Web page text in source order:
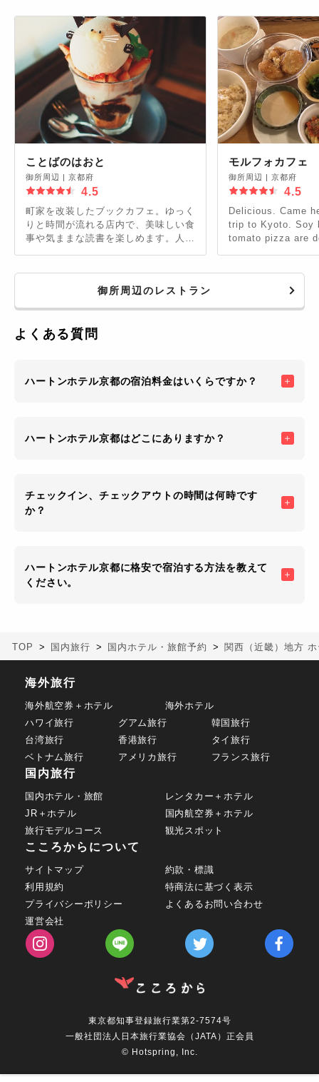
ことばのはおと
御所周辺 | 京都府
4.5
町家を改装したブックカフェ。ゆっく
りと時間が流れる店内で、美味しい食
事や気ままな読書を楽しめます。人気
べるのがもったいないくらいです。
モルフォカフェ
御所周辺 | 京都府
4.5
Delicious. Came
trip to Kyoto. Soy
tomato pizza are
leftovers so dont
御所周辺のレストラン
よくある質問
ハートンホテル京都の宿泊料金はいくらですか？
ハートンホテル京都はどこにありますか？
チェックイン、チェックアウトの時間は何時です
か？
ハートンホテル京都に格安で宿泊する方法を教えて
ください。
TOP 国内旅行 国内ホテル・旅館予約 関西（近畿）地方
海外旅行
海外航空券＋ホテル
海外ホテル
ハワイ旅行
グアム旅行
韓国旅行
台湾旅行
香港旅行
タイ旅行
ベトナム旅行
アメリカ旅行 フランス旅行
国内旅行
国内ホテル・旅館
レンタカー＋ホテル
JR＋ホテル
国内航空券＋ホテル
旅行モデルコース
観光スポット
こころからについて
サイトマップ
約款・標識
利用規約
特商法に基づく表示
プライバシーポリシー
よくあるお問い合わせ
運営会社
東京都知事登録旅行業第2-7574号
一般社団法人日本旅行業協会（JATA）正会員
© Hotspring, Inc.